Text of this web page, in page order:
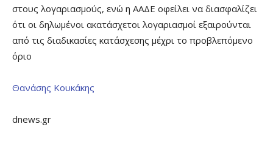
στους λογαριασμούς, ενώ η ΑΑΔΕ οφείλει να διασφαλίζει
ότι οι δηλωμένοι ακατάσχετοι λογαριασμοί εξαιρούνται
από τις διαδικασίες κατάσχεσης μέχρι το προβλεπόμενο
όριο
Θανάσης Κουκάκης
dnews.gr